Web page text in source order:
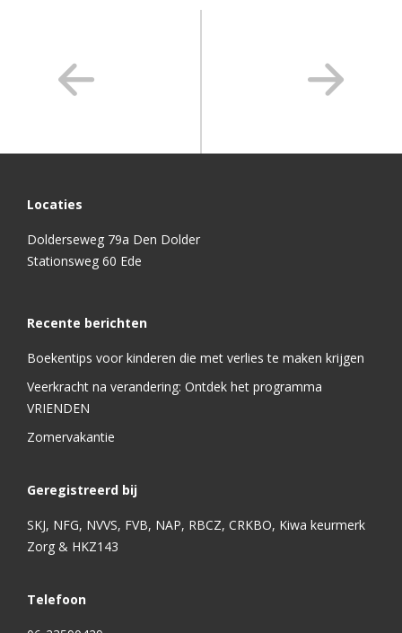
Locaties
Dolderseweg 79a Den Dolder
Stationsweg 60 Ede
Recente berichten
Boekentips voor kinderen die met verlies te maken krijgen
Veerkracht na verandering: Ontdek het programma
VRIENDEN
Zomervakantie
Geregistreerd bij
SKJ, NFG, NVVS, FVB, NAP, RBCZ, CRKBO, Kiwa keurmerk
Zorg & HKZ143
Telefoon